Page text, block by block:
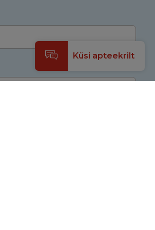
Küsi apteekrilt